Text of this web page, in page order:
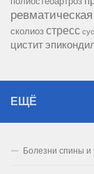
сколиоз стресс
цистит
ЕЩЁ
Болезни спины